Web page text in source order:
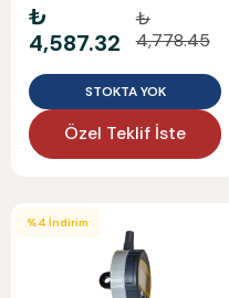
₺
4,587.32
₺
4,778.45
STOKTA YOK
Özel Teklif İste
%4 İndirim